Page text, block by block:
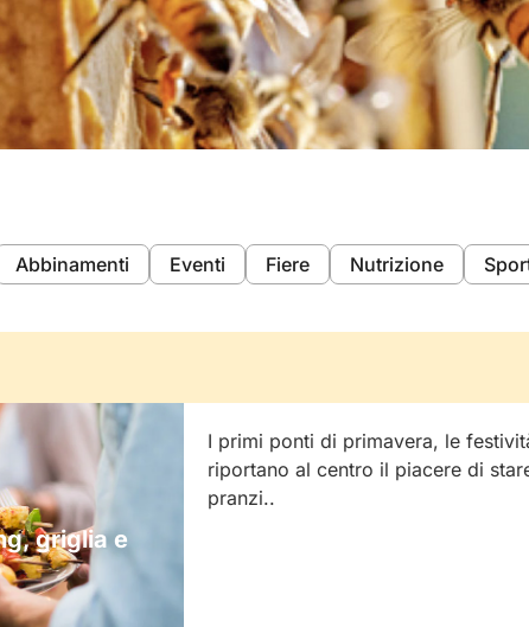
Abbinamenti Eventi Fiere Nutrizione
griglia e
I primi ponti di primavera, le
riportano al centro il piacere di
pranzi..